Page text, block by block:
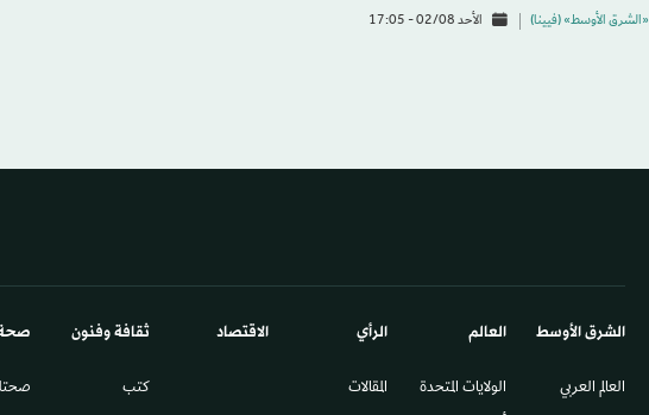
«الشرق الأوسط» (فيينا) الأحد 02/08 - 17:05
الشرق الأوسط​
العالم العربي
العالم
الولايات المتحدة
الرأي
المقالات
الاقتصاد ثقافة وفنون
كتب